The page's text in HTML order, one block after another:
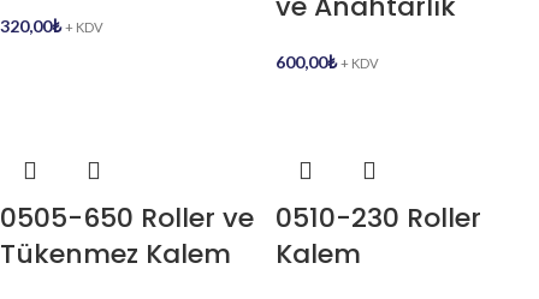
320,00₺ + KDV
600,00₺ + KDV
0505-650 Roller ve
Tükenmez Kalem
0510-230 Roller
Kalem